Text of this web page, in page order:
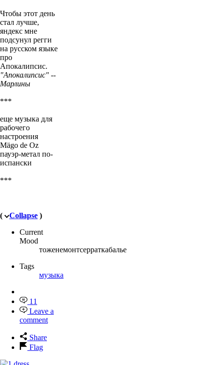
Чтобы этот день
стал лучше,
яндекс мне
подсунул регги
на русском языке
про
Апокалипсис.
"Апокалипсис" --
Марлины
***
еще музыка для
рабочего
настроения
Mägo de Oz
пауэр-метал по-
испански
***
( Collapse )
Current
Mood
тоженемонтсерраткабалье
Tags
музыка
11
Leave a
comment
Share
Flag